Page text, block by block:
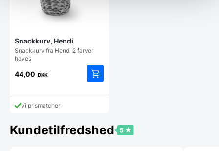
Snackkurv, Hendi
Snackkurv fra Hendi 2 farver
haves
44,00 DKK
vare
Mulighederne
Vi prismatcher
Kundetilfredshed